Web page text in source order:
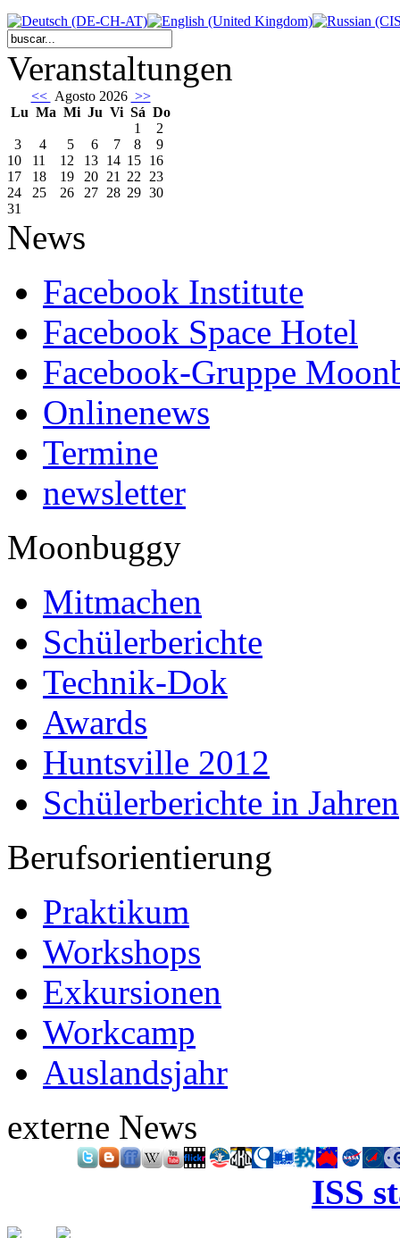
Veranstaltungen
<< Agosto 2026 >>
Lu Ma Mi Ju Vi Sá Do
1
2
3
4 5 6 7 8
9
10
11 12 13 14 15 16
17
18 19 20 21 22 23
24
25 26 27 28 29 30
31
News
Facebook Institute
Facebook Space Hotel
Facebook-Gruppe
Onlinenews
Termine
newsletter
Moonbuggy
Mitmachen
Schülerberichte
Technik-Dok
Awards
Huntsville 2012
Schülerberichte in Jahren
Berufsorientierung
Praktikum
Workshops
Exkursionen
Workcamp
Auslandsjahr
externe News
ISS